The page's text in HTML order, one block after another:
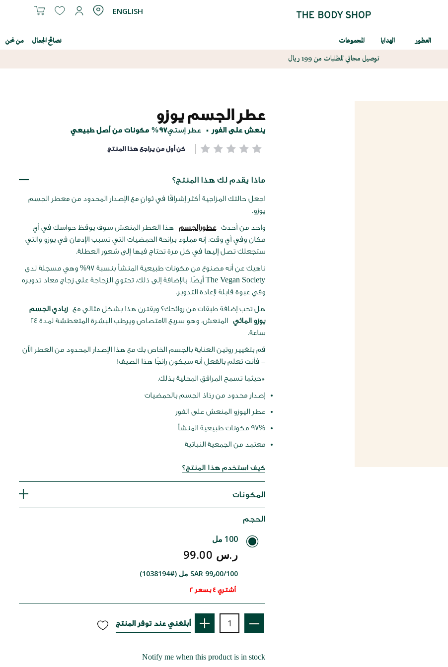
ENGLISH
العطور الهدايا المجموعات نصائح الجمال من نحن
توصيل مجاني للطلبات من 199 ريال
عطر الجسم يوزو
ينعش على الفور عطر إستي97% مكونات من أصل طبيعي
كن أول من يراجع هذا المنتج
ماذا يقدم لك هذا المنتج؟
اجعل حالتك المزاجية أكثر إشراقًا في ثوانٍ مع الإصدار المحدود من معطر الجسم
يوزو.
واحد من أحدثعطورالجسم هذا العطر المنعش سوف يوقظ حواسك في أي
مكان وفي أي وقت. إنه مملوء برائحة الحمضيات التي تسبب الإدمان في يوزو والتي
ستجعلك تصل إليها في كل مرة تحتاج فيها إلى شعور العطلة.
ناهيك عن أنه مصنوع من مكونات طبيعية المنشأ بنسبة 97% وهي مسجلة لدى
The Vegan Society أيضًا. بالإضافة إلى ذلك، تحتوي الزجاجة على زجاج معاد تدويره
وفي عبوة قابلة لإعادة التدوير.
هل تحب إضافة طبقات من روائحك؟ ويقترن هذا بشكل مثالي معزبادي الجسم
يوزو المائي
المنعش، وهو سريع الامتصاص ويرطب البشرة المتعطشة لمدة 24
ساعة.
قم بتغيير روتين العناية بالجسم الخاص بك مع هذا الإصدار المحدود من العطر الآن
- فأنت تعلم بالفعل أنه سيكون رائجًا هذا الصيف!
*حيثما تسمح المرافق المحلية بذلك.
إصدار محدود من رذاذ الجسم بالحمضيات
عطر اليوزو المنعش على الفور
97% مكونات طبيعية المنشأ
معتمد من الجمعية النباتية
كيف استخدم هذا المنتج؟
المكونات
الحجم
100 مل
ر.س 99.00
SAR 99٫00/100 مل (#1038194)
أشتري 4 بسعر 2
أبلغني عند توفر المنتج
Notify me when this product is in stock